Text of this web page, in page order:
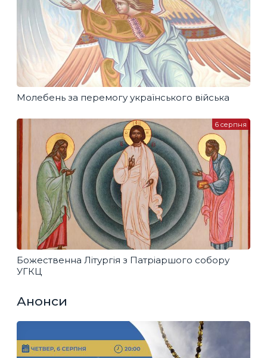
Молебень за перемогу українського війська
Божественна Літургія з Патріаршого собору
УГКЦ
6 серпня
Анонси